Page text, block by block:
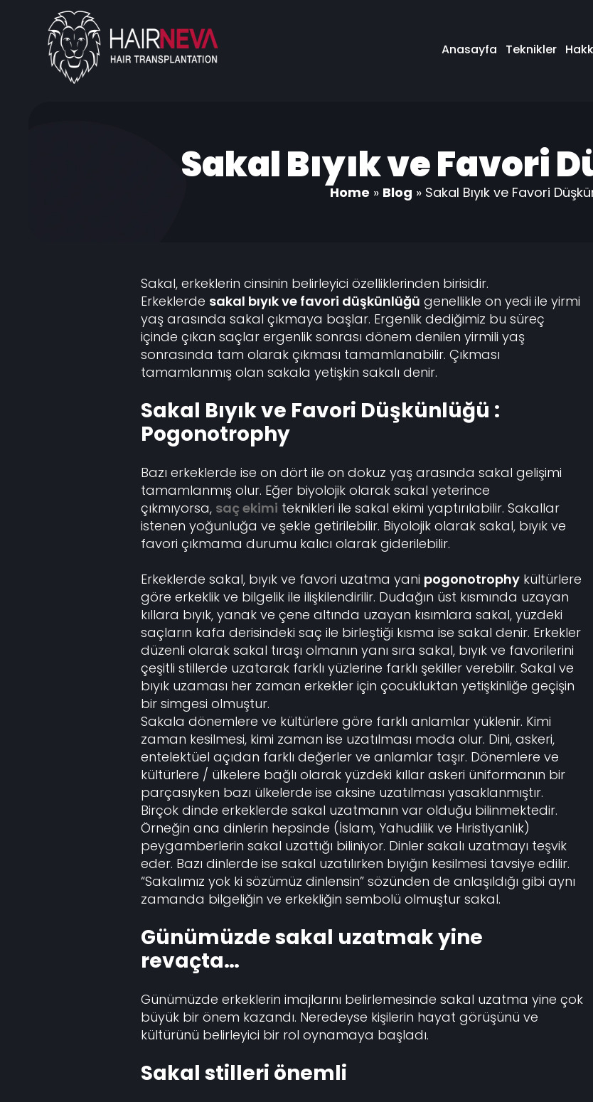
Anasayfa Teknikler
Sakal Bıyık ve Favori
Home » Blog » Sakal Bıyık ve Favori
Sakal, erkeklerin cinsinin belirleyici özelliklerinden birisidir.
Erkeklerde sakal bıyık ve favori düşkünlüğü genellikle on yedi ile yirmi
yaş arasında sakal çıkmaya başlar. Ergenlik dediğimiz bu süreç
içinde çıkan saçlar ergenlik sonrası dönem denilen yirmili yaş
sonrasında tam olarak çıkması tamamlanabilir. Çıkması
tamamlanmış olan sakala yetişkin sakalı denir.
Sakal Bıyık ve Favori Düşkünlüğü :
Pogonotrophy
Bazı erkeklerde ise on dört ile on dokuz yaş arasında sakal gelişimi
tamamlanmış olur. Eğer biyolojik olarak sakal yeterince
çıkmıyorsa, saç ekimi teknikleri ile sakal ekimi yaptırılabilir. Sakallar
istenen yoğunluğa ve şekle getirilebilir. Biyolojik olarak sakal, bıyık ve
favori çıkmama durumu kalıcı olarak giderilebilir.
Erkeklerde sakal, bıyık ve favori uzatma yani pogonotrophykültürlere
göre erkeklik ve bilgelik ile ilişkilendirilir. Dudağın üst kısmında uzayan
kıllara bıyık, yanak ve çene altında uzayan kısımlara sakal, yüzdeki
saçların kafa derisindeki saç ile birleştiği kısma ise sakal denir. Erkekler
düzenli olarak sakal tıraşı olmanın yanı sıra sakal, bıyık ve favorilerini
çeşitli stillerde uzatarak farklı yüzlerine farklı şekiller verebilir. Sakal ve
bıyık uzaması her zaman erkekler için çocukluktan yetişkinliğe geçişin
bir simgesi olmuştur.
Sakala dönemlere ve kültürlere göre farklı anlamlar yüklenir. Kimi
zaman kesilmesi, kimi zaman ise uzatılması moda olur. Dini, askeri,
entelektüel açıdan farklı değerler ve anlamlar taşır. Dönemlere ve
kültürlere / ülkelere bağlı olarak yüzdeki kıllar askeri üniformanın bir
parçasıyken bazı ülkelerde ise aksine uzatılması yasaklanmıştır.
Birçok dinde erkeklerde sakal uzatmanın var olduğu bilinmektedir.
Örneğin ana dinlerin hepsinde (İslam, Yahudilik ve Hıristiyanlık)
peygamberlerin sakal uzattığı biliniyor. Dinler sakalı uzatmayı teşvik
eder. Bazı dinlerde ise sakal uzatılırken bıyığın kesilmesi tavsiye edilir.
“Sakalımız yok ki sözümüz dinlensin” sözünden de anlaşıldığı gibi aynı
zamanda bilgeliğin ve erkekliğin sembolü olmuştur sakal.
Günümüzde sakal uzatmak yine
revaçta…
Günümüzde erkeklerin imajlarını belirlemesinde sakal uzatma yine çok
büyük bir önem kazandı. Neredeyse kişilerin hayat görüşünü ve
kültürünü belirleyici bir rol oynamaya başladı.
Sakal stilleri önemli